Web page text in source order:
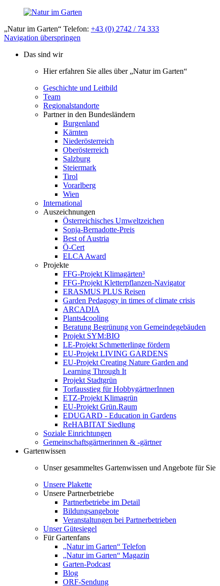
„Natur im Garten“ Telefon: +43 (0) 2742 / 74 333
Navigation überspringen
Das sind wir
Hier erfahren Sie alles über „Natur im Garten“
Geschichte und Leitbild
Team
Regionalstandorte
Partner in den Bundesländern
Burgenland
Kärnten
Niederösterreich
Oberösterreich
Salzburg
Steiermark
Tirol
Vorarlberg
Wien
International
Auszeichnungen
Österreichisches Umweltzeichen
Sonja-Bernadotte-Preis
Best of Austria
Ö-Cert
ELCA Award
Projekte
FFG-Projekt Klimagärten³
FFG-Projekt Kletterpflanzen-Navigator
ERASMUS PLUS Reisen
Garden Pedagogy in times of climate crisis
ARCADIA
Plants4cooling
Beratung Begrünung von Gemeindegebäuden
Projekt SYM:BIO
LE-Projekt Schmetterlinge fördern
EU-Projekt LIVING GARDENS
EU-Projekt Creating Nature Garden and
Learning Through It
Projekt Stadtgrün
Torfausstieg für HobbygärtnerInnen
ETZ-Projekt Klimagrün
EU-Projekt Grün.Raum
EDUGARD - Education in Gardens
ReHABITAT Siedlung
Soziale Einrichtungen
Gemeinschaftsgärtnerinnen & -gärtner
Gartenwissen
Unser gesammeltes Gartenwissen und Angebote für Sie
Unsere Plakette
Unsere Partnerbetriebe
Partnerbetriebe im Detail
Bildungsangebote
Veranstaltungen bei Partnerbetrieben
Unser Gütesiegel
Für Gartenfans
„Natur im Garten“ Telefon
„Natur im Garten“ Magazin
Garten-Podcast
Blog
ORF-Sendung